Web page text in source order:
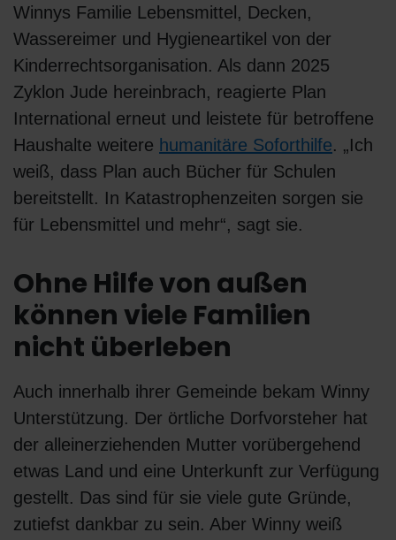
Winnys Familie Lebensmittel, Decken,
Wassereimer und Hygieneartikel von der
Kinderrechtsorganisation. Als dann 2025
Zyklon Jude hereinbrach, reagierte Plan
International erneut und leistete für betroffene
Haushalte weitere humanitäre Soforthilfe. „Ich
weiß, dass Plan auch Bücher für Schulen
bereitstellt. In Katastrophenzeiten sorgen sie
für Lebensmittel und mehr“, sagt sie.
Ohne Hilfe von außen
können viele Familien
nicht überleben
Auch innerhalb ihrer Gemeinde bekam Winny
Unterstützung. Der örtliche Dorfvorsteher hat
der alleinerziehenden Mutter vorübergehend
etwas Land und eine Unterkunft zur Verfügung
gestellt. Das sind für sie viele gute Gründe,
zutiefst dankbar zu sein. Aber Winny weiß